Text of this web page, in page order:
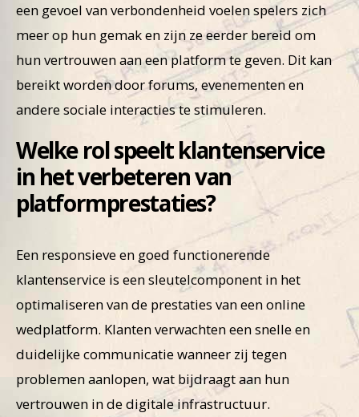
een gevoel van verbondenheid voelen spelers zich
meer op hun gemak en zijn ze eerder bereid om
hun vertrouwen aan een platform te geven. Dit kan
bereikt worden door forums, evenementen en
andere sociale interacties te stimuleren.
Welke rol speelt klantenservice
in het verbeteren van
platformprestaties?
Een responsieve en goed functionerende
klantenservice is een sleutelcomponent in het
optimaliseren van de prestaties van een online
wedplatform. Klanten verwachten een snelle en
duidelijke communicatie wanneer zij tegen
problemen aanlopen, wat bijdraagt aan hun
vertrouwen in de digitale infrastructuur.